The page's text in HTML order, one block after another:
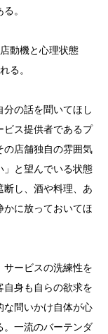
。
動機と心理状態
る。
の話を聞いてほし
ビス提供者であるプ
の店舗独自の雰囲気
」と望んでいる状態
断し、酒や料理、あ
かに放っておいてほ
サービスの洗練性を
身も自らの欲求を
な問いかけ自体が心
。一流のバーテンダ